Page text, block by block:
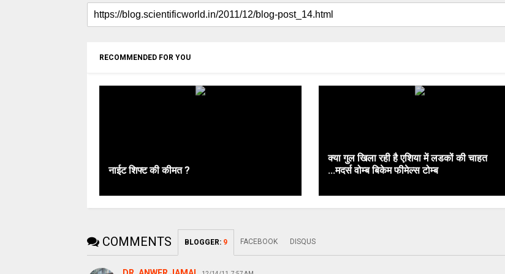
RECOMMENDED FOR YOU
नाईट शिफ्ट की कीमत ?
क्या गुल खिला रही है एशिया में लडकों की चाहत
...मदर्स वोम्ब बिकेम फीमेल्स टोम्ब
COMMENTS BLOGGER: 9 FACEBOOK DISQUS